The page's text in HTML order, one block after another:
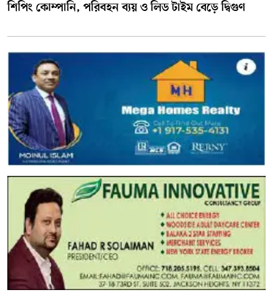
শিপিং কোম্পানি, পরিবহন ব্যয় ও লিড টাইম বেড়ে দ্বিগুণ